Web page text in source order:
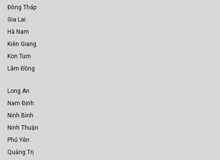
Đồng Tháp
Gia Lai
Hà Nam
Kiên Giang
Kon Tum
Lâm Đồng
Long An
Nam Định
Ninh Bình
Ninh Thuận
Phú Yên
Quảng Trị